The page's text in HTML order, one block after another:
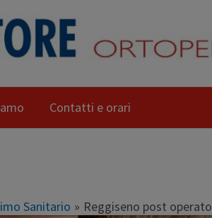
Contatti e orari
Sanitario Reggiseno post